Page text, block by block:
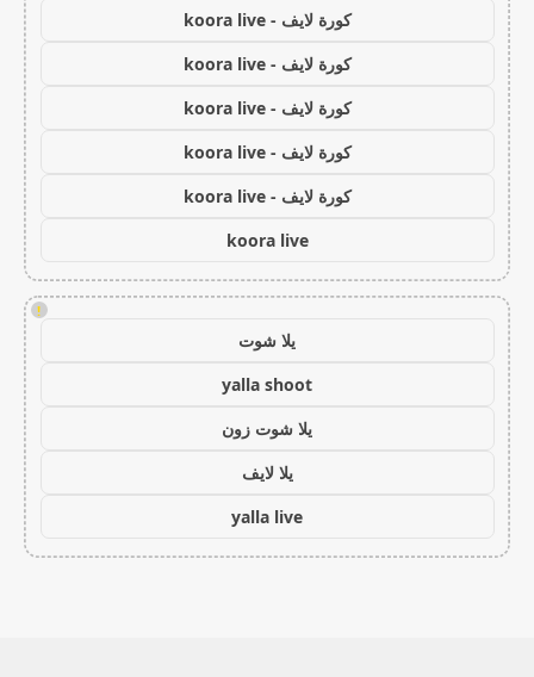
كورة لايف - koora live
كورة لايف - koora live
كورة لايف - koora live
كورة لايف - koora live
كورة لايف - koora live
koora live
!
يلا شوت
yalla shoot
يلا شوت زون
يلا لايف
yalla live